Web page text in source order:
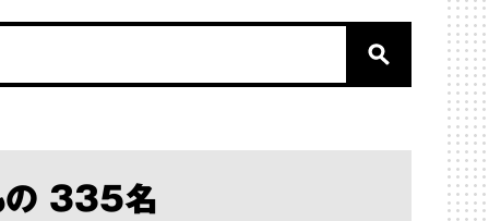
の 335名